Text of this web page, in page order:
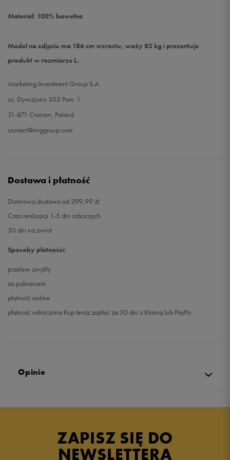
Materiał: 100% bawełna
Model na zdjęciu ma 186 cm wzrostu, waży 85 kg i prezentuje
produkt w rozmiarze L.
Marketing Investment Group S.A.
os. Dywizjonu 303 Paw. 1
31-871 Cracow, Poland
contact@miggroup.com
Dostawa i płatność
Darmowa dostawa od 299,99 zł
Czas realizacji 1-5 dni roboczych
30 dni na zwrot
Sposoby płatności:
przelew zwykły
za pobraniem
płatność online
płatność odroczona Kup teraz zapłać za 30 dni z Klarną lub PayPo
Opinie
5.0
zebranych i zweryfikowanych przez
ZAPISZ SIĘ DO
NEWSLETTERA